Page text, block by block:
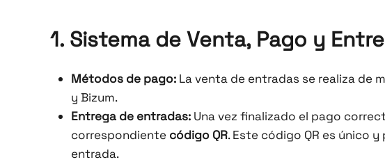
1. Sistema de Venta, Pago y
Métodos de pago: La venta de entradas se realiza de
y Bizum.
Entrega de entradas: Una vez finalizado el pago
correspondiente código QR. Este código QR es único
entrada.